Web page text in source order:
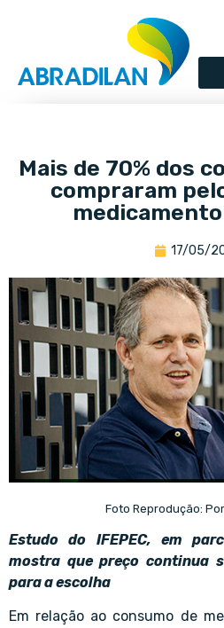
Mais de 70% dos
compraram
17/05/
Foto Reprodução:
Estudo do IFEPEC, em
mostra que preço continua
para a escolha
Em relação ao consumo de